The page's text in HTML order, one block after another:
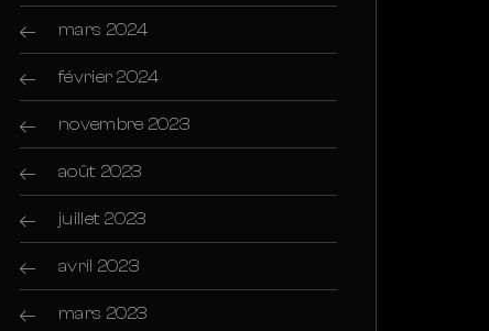
mars 2024
février 2024
novembre 2023
août 2023
juillet 2023
avril 2023
mars 2023